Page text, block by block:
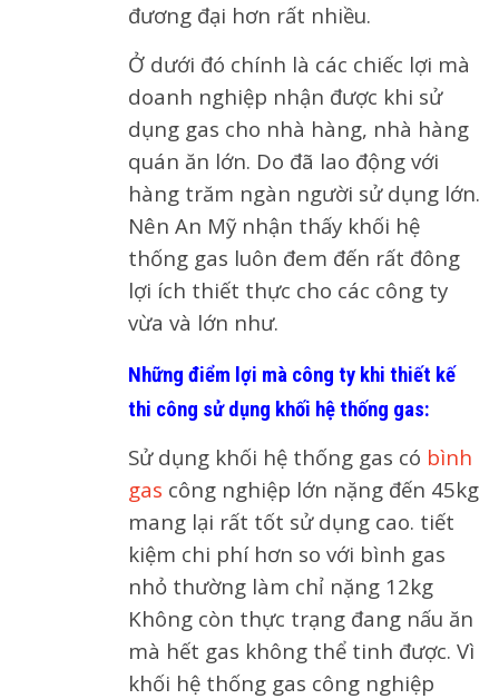
đương đại hơn rất nhiều.
Ở dưới đó chính là các chiếc lợi mà
doanh nghiệp nhận được khi sử
dụng gas cho nhà hàng, nhà hàng
quán ăn lớn. Do đã lao động với
hàng trăm ngàn người sử dụng lớn.
Nên An Mỹ nhận thấy khối hệ
thống gas luôn đem đến rất đông
lợi ích thiết thực cho các công ty
vừa và lớn như.
Những điểm lợi mà công ty khi thiết kế
thi công sử dụng khối hệ thống gas:
Sử dụng khối hệ thống gas có bình
gas công nghiệp lớn nặng đến 45kg
mang lại rất tốt sử dụng cao. tiết
kiệm chi phí hơn so với bình gas
nhỏ thường làm chỉ nặng 12kg
Không còn thực trạng đang nấu ăn
mà hết gas không thể tinh được. Vì
khối hệ thống gas công nghiệp